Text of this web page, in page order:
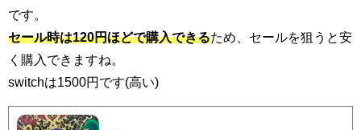
です。
セール時は120円ほどで購入できるため、セールを狙うと安
く購入できますね。
switchは1500円です(高い)